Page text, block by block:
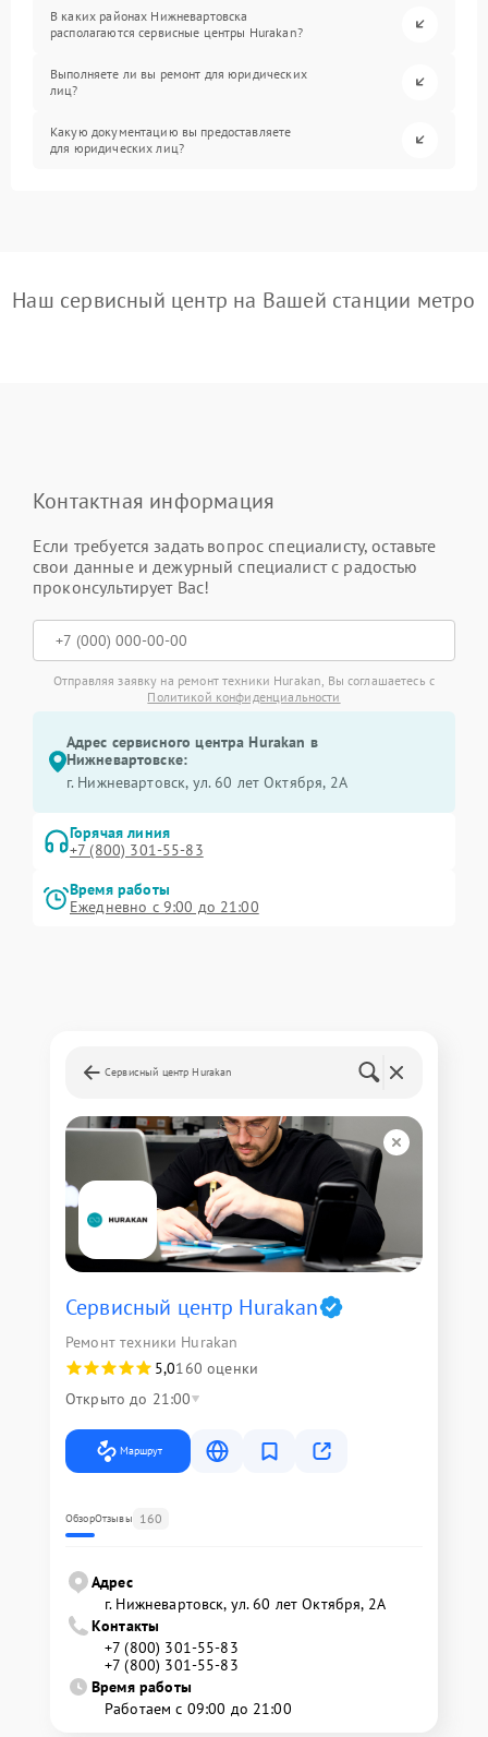
В каких районах Нижневартовска
располагаются сервисные центры Hurakan?
Выполняете ли вы ремонт для юридических
лиц?
Какую документацию вы предоставляете
для юридических лиц?
Наш сервисный центр на Вашей станции метро
Контактная информация
Если требуется задать вопрос специалисту, оставьте
свои данные и дежурный специалист с радостью
проконсультирует Вас!
Отправляя заявку на ремонт техники Hurakan, Вы соглашаетесь с
Политикой конфиденциальности
Адрес сервисного центра Hurakan в
Нижневартовске:
г. Нижневартовск, ул. 60 лет Октября, 2А
Горячая линия
+7 (800) 301-55-83
Время работы
Ежедневно с 9:00 до 21:00
Сервисный центр Hurakan
Сервисный центр Hurakan
Ремонт техники Hurakan
5,0160 оценки
Открыто до 21:00
Маршрут
ОбзорОтзывы 160
Адрес
г. Нижневартовск, ул. 60 лет Октября, 2А
Контакты
+7 (800) 301-55-83
+7 (800) 301-55-83
Время работы
Работаем с 09:00 до 21:00